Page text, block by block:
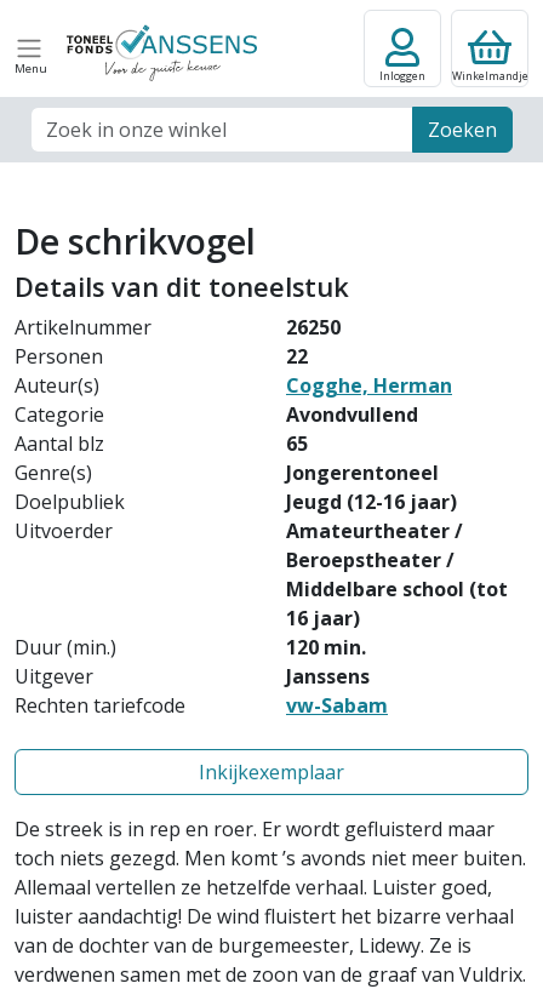
Menu
Zoek veld Zoeken
Inloggen Winkelmandje
De schrikvogel
Details van dit toneelstuk
Artikelnummer
26250
Personen
22
Auteur(s)
Cogghe, Herman
Categorie
Avondvullend
Aantal blz
65
Genre(s)
Jongerentoneel
Doelpubliek
Jeugd (12-16 jaar)
Uitvoerder
Amateurtheater /
Beroepstheater /
Middelbare school (tot
16 jaar)
Duur (min.)
120 min.
Uitgever
Janssens
Rechten tariefcode
vw-Sabam
Inkijkexemplaar
De streek is in rep en roer. Er wordt gefluisterd maar
toch niets gezegd. Men komt ’s avonds niet meer buiten.
Allemaal vertellen ze hetzelfde verhaal. Luister goed,
luister aandachtig! De wind fluistert het bizarre verhaal
van de dochter van de burgemeester, Lidewy. Ze is
verdwenen samen met de zoon van de graaf van Vuldrix.